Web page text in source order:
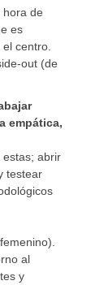
hora de
es
centro.
out (de
empática,
estas; abrir
testear
al
y